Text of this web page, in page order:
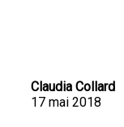
Claudia Collard
17 mai 2018